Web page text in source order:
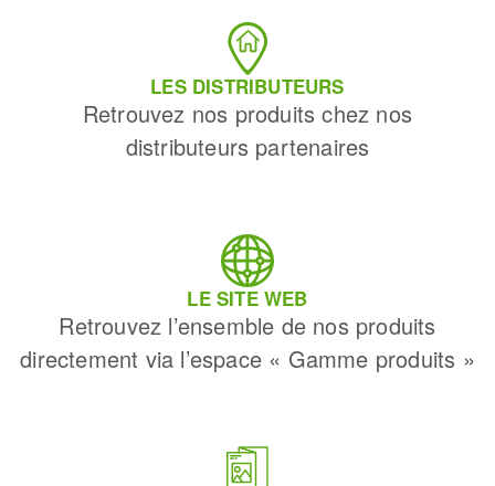
LES DISTRIBUTEURS
Retrouvez nos produits chez nos
distributeurs partenaires
LE SITE WEB
Retrouvez l’ensemble de nos produits
directement via l’espace « Gamme produits »